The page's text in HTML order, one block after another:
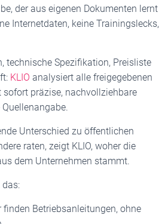
der aus eigenen Dokumenten lernt
Internetdaten, keine Trainingslecks,
technische Spezifikation, Preisliste
KLIO analysiert alle freigegebenen
sofort präzise, nachvollziehbare
Unterschied zu öffentlichen
raten, zeigt KLIO, woher die
dem Unternehmen stammt.
das:
finden Betriebsanleitungen, ohne